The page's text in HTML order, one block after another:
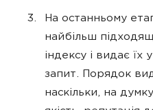
На останньому
найбільш
індексу і видає їх
запит. Порядок
наскільки, на